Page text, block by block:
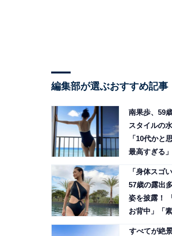
編集部が選ぶおすすめ記事
南果歩、59
スタイルの
「10代かと
最高すぎる」
「身体スゴ
57歳の露出
姿を披露！
お背中」「
すべてが絶